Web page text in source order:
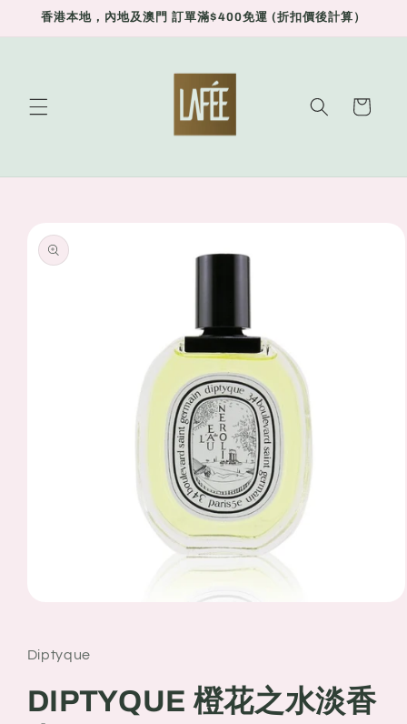
Skip to
香港本地，內地及澳門 訂單滿$400免運 (折扣價後計算）
Cart
product
information
in
modal
Diptyque
DIPTYQUE 橙花之水淡香